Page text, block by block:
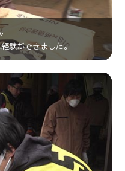
験ができました。